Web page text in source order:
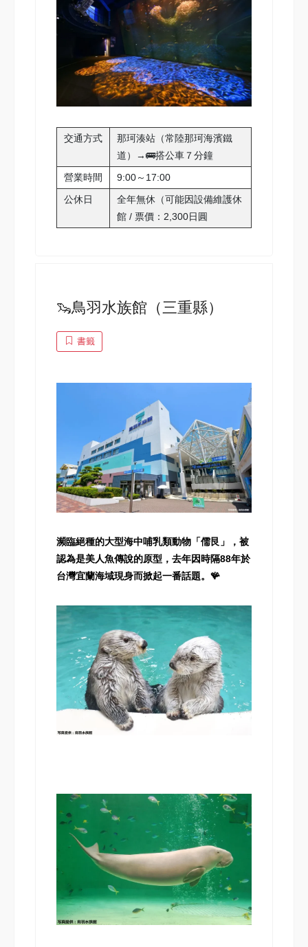
交通方式
那珂湊站（常陸那珂海濱鐵
道）→🚌搭公車７分鐘
營業時間
9:00～17:00
公休日
全年無休（可能因設備維護休
館 / 票價：2,300日圓
🦦鳥羽水族館（三重縣）
書籤
瀕臨絕種的大型海中哺乳類動物「儒艮」，被
認為是美人魚傳說的原型，去年因時隔88年於
台灣宜蘭海域現身而掀起一番話題。🪸